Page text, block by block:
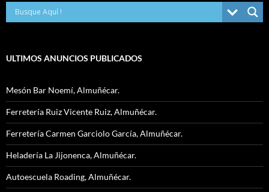
ULTIMOS ANUNCIOS PUBLICADOS
Mesón Bar Noemí, Almuñécar.
Ferretería Ruiz Vicente Ruiz, Almuñécar.
Ferretería Carmen Garciolo García, Almuñécar.
Heladería La Jijonenca, Almuñécar.
Autoescuela Roading, Almuñécar.